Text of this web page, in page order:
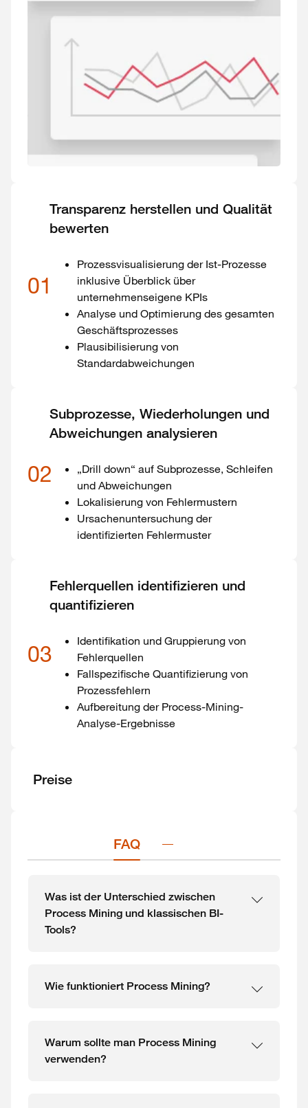
01
Transparenz herstellen und Qualität
bewerten
Prozessvisualisierung der Ist-Prozesse
inklusive Überblick über
unternehmenseigene KPIs
Analyse und Optimierung des gesamten
Geschäftsprozesses
Plausibilisierung von
Standardabweichungen
02
Subprozesse, Wiederholungen und
Abweichungen analysieren
„Drill down“ auf Subprozesse, Schleifen
und Abweichungen
Lokalisierung von Fehlermustern
Ursachenuntersuchung der
identifizierten Fehlermuster
03
Fehlerquellen identifizieren und
quantifizieren
Identifikation und Gruppierung von
Fehlerquellen
Fallspezifische Quantifizierung von
Prozessfehlern
Aufbereitung der Process-Mining-
Analyse-Ergebnisse
Preise
FAQ
Was ist der Unterschied zwischen
Process Mining und klassischen BI-
Tools?
Wie funktioniert Process Mining?
Warum sollte man Process Mining
verwenden?